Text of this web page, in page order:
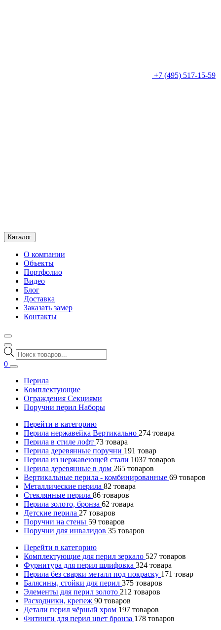
+7 (495) 517-15-59
Каталог
О компании
Объекты
Портфолио
Видео
Блог
Доставка
Заказать замер
Контакты
Поиск
товаров
0
Перила
Комплектующие
Ограждения Секциями
Поручни перил Наборы
Перейти в категорию
Перила нержавейка Вертикально 274 товара
Перила в стиле лофт 73 товара
Перила деревянные поручни 191 товар
Перила из нержавеющей стали 1037 товаров
Перила деревянные в дом 265 товаров
Вертикальные перила - комбинированные 69 товаров
Металлические перила 82 товара
Стеклянные перила 86 товаров
Перила золото, бронза 62 товара
Детские перила 27 товаров
Поручни на стены 59 товаров
Поручни для инвалидов 35 товаров
Перейти в категорию
Комплектующие для перил зеркало 527 товаров
Фурнитура для перил шлифовка 324 товара
Перила без сварки металл под покраску 171 товар
Балясины, стойки для перил 375 товаров
Элементы для перил золото 212 товаров
Расходники, крепеж 90 товаров
Детали перил чёрный хром 197 товаров
Фитинги для перил цвет бронза 178 товаров